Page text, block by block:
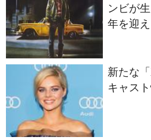
ンビが
年を迎
新たな
キャス